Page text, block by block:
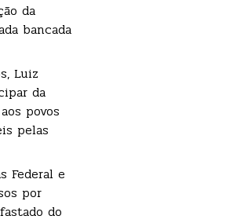
da
bancada
Luiz
da
povos
pelas
Federal e
por
do